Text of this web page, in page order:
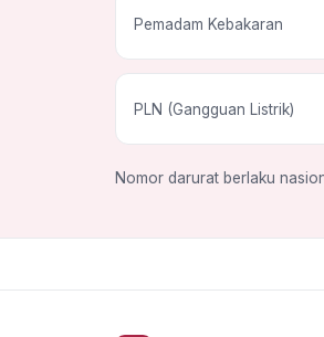
Pemadam Kebakaran
PLN (Gangguan Listrik)
Nomor darurat berlaku